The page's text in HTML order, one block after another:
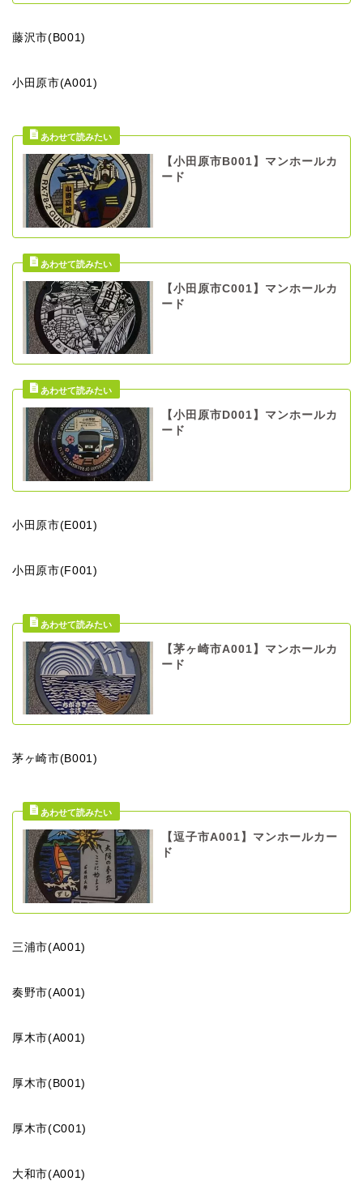
藤沢市(B001)
小田原市(A001)
【小田原市B001】マンホールカ
ード
【小田原市C001】マンホールカ
ード
【小田原市D001】マンホールカ
ード
小田原市(E001)
小田原市(F001)
【茅ヶ崎市A001】マンホールカ
ード
茅ヶ崎市(B001)
【逗子市A001】マンホールカー
ド
三浦市(A001)
奏野市(A001)
厚木市(A001)
厚木市(B001)
厚木市(C001)
大和市(A001)